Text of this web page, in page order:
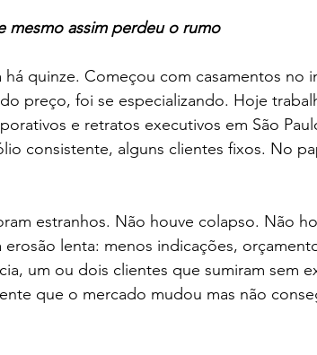
assim perdeu o rumo
quinze. Começou com casamentos no
preço, foi se especializando. Hoje
e retratos executivos em São
consistente, alguns clientes fixos. No
estranhos. Não houve colapso. Não
lenta: menos indicações,
um ou dois clientes que sumiram sem
que o mercado mudou mas não